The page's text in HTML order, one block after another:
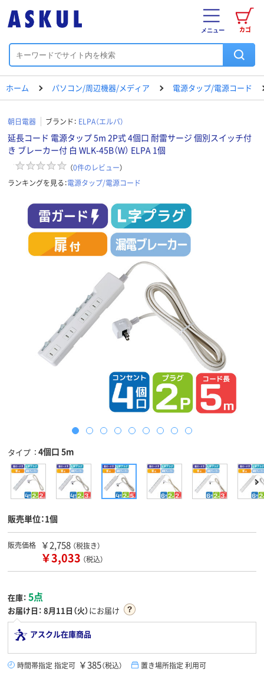
カゴ
メニュー
ホーム パソコン/周辺機器/メディア 電源タップ/電源コード
朝日電器 ブランド： ELPA（エルパ）
延長コード 電源タップ 5m 2P式 4個口 耐雷サージ 個別スイッチ付
き ブレーカー付 白 WLK-45B（W） ELPA 1個
（0件のレビュー）
ランキングを見る：電源タップ/電源コード
タイプ 4個口 5m
販売単位：1個
販売価格 ￥2,758 （税抜き）
￥3,033 （税込）
在庫： 5点
お届け日： 8月11日（火）にお届け
アスクル在庫商品
時間帯指定 指定可 ￥385（税込） 置き場所指定 利用可